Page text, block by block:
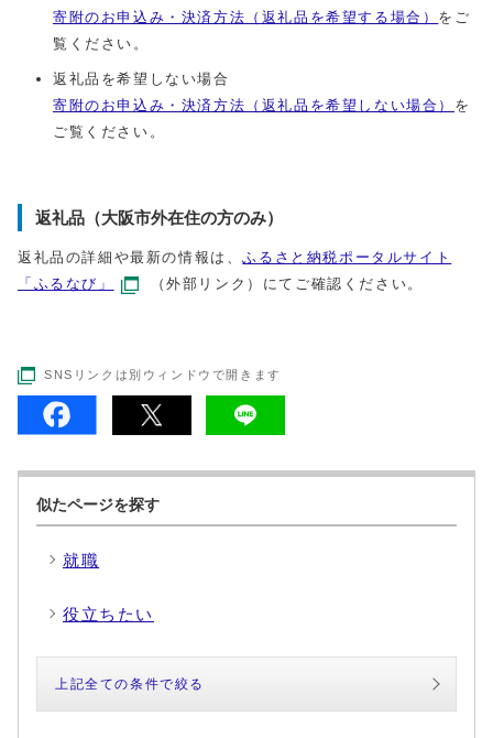
寄附のお申込み・決済方法（返礼品を希望する場合） をご
覧ください。
返礼品を希望しない場合
寄附のお申込み・決済方法（返礼品を希望しない場合） を
ご覧ください。
返礼品（大阪市外在住の方のみ）
返礼品の詳細や最新の情報は、ふるさと納税ポータルサイト
「ふるなび」
（外部リンク）にてご確認ください。
SNSリンクは別ウィンドウで開きます
似たページを探す
就職
役立ちたい
上記全ての条件で絞る